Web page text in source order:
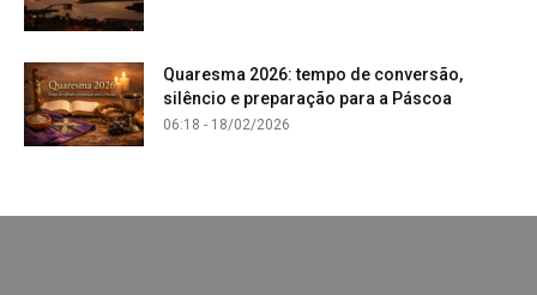
Quaresma 2026: tempo de conversão,
silêncio e preparação para a Páscoa
06:18 - 18/02/2026